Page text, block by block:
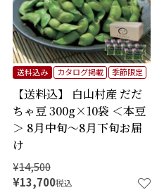
【送料込】 白山村産 だだ
ちゃ豆 300g×10袋 ＜本豆
＞ 8月中旬～8月下旬お届
け
送料込み カタログ掲載 季節限定
¥14,500
¥13,700税込